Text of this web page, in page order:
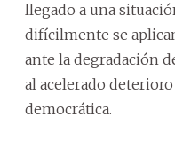
llegado a una
difícilmente se
ante la degradación
al acelerado
democrática.